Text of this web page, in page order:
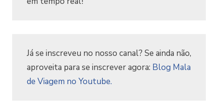
Já se inscreveu no nosso canal? Se ainda não,
aproveita para se inscrever agora: Blog Mala
de Viagem no Youtube.